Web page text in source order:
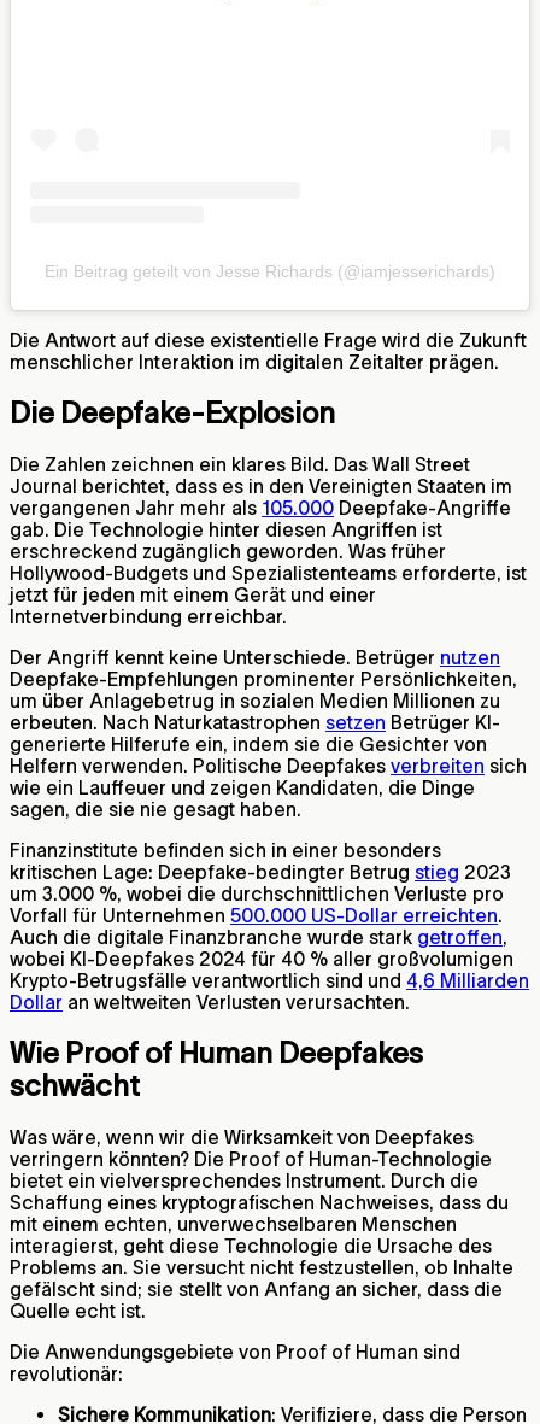
Ein Beitrag geteilt von Jesse Richards (@iamjesserichards)
Die Antwort auf diese existentielle Frage wird die Zukunft
menschlicher Interaktion im digitalen Zeitalter prägen.
Die Deepfake-Explosion
Die Zahlen zeichnen ein klares Bild. Das Wall Street
Journal berichtet, dass es in den Vereinigten Staaten im
vergangenen Jahr mehr als 105.000 Deepfake-Angriffe
gab. Die Technologie hinter diesen Angriffen ist
erschreckend zugänglich geworden. Was früher
Hollywood-Budgets und Spezialistenteams erforderte, ist
jetzt für jeden mit einem Gerät und einer
Internetverbindung erreichbar.
Der Angriff kennt keine Unterschiede. Betrüger nutzen
Deepfake-Empfehlungen prominenter Persönlichkeiten,
um über Anlagebetrug in sozialen Medien Millionen zu
erbeuten. Nach Naturkatastrophen setzen Betrüger KI-
generierte Hilferufe ein, indem sie die Gesichter von
Helfern verwenden. Politische Deepfakes verbreiten sich
wie ein Lauffeuer und zeigen Kandidaten, die Dinge
sagen, die sie nie gesagt haben.
Finanzinstitute befinden sich in einer besonders
kritischen Lage: Deepfake-bedingter Betrug stieg 2023
um 3.000 %, wobei die durchschnittlichen Verluste pro
Vorfall für Unternehmen 500.000 US-Dollar erreichten.
Auch die digitale Finanzbranche wurde stark getroffen,
wobei KI-Deepfakes 2024 für 40 % aller großvolumigen
Krypto-Betrugsfälle verantwortlich sind und 4,6 Milliarden
Dollar an weltweiten Verlusten verursachten.
Wie Proof of Human Deepfakes
schwächt
Was wäre, wenn wir die Wirksamkeit von Deepfakes
verringern könnten? Die Proof of Human-Technologie
bietet ein vielversprechendes Instrument. Durch die
Schaffung eines kryptografischen Nachweises, dass du
mit einem echten, unverwechselbaren Menschen
interagierst, geht diese Technologie die Ursache des
Problems an. Sie versucht nicht festzustellen, ob Inhalte
gefälscht sind; sie stellt von Anfang an sicher, dass die
Quelle echt ist.
Die Anwendungsgebiete von Proof of Human sind
revolutionär:
Sichere Kommunikation: Verifiziere, dass die Person